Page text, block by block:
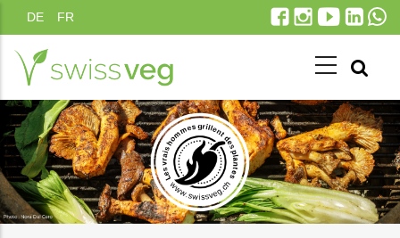
au
contenu
principal
DE FR